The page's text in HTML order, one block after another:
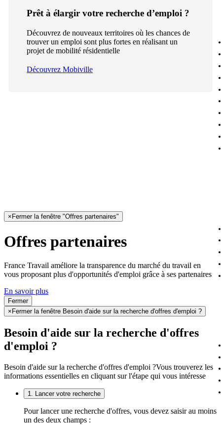
Prêt à élargir votre recherche d’emploi ?
Découvrez de nouveaux territoires où les chances de
trouver un emploi sont plus fortes en réalisant un
projet de mobilité résidentielle
Découvrez Mobiville
× Fermer la fenêtre "Offres partenaires"
Offres partenaires
France Travail améliore la transparence du marché du travail en
vous proposant plus d'opportunités d'emploi grâce à ses partenaires
En savoir plus
Fermer
× Fermer la fenêtre Besoin d'aide sur la recherche d'offres d'emploi ?
Besoin d'aide sur la recherche d'offres
d'emploi ?
Besoin d'aide sur la recherche d'offres d'emploi ?Vous trouverez les
informations essentielles en cliquant sur l'étape qui vous intéresse
1. Lancer votre recherche
Pour lancer une recherche d'offres, vous devez saisir au moins
un des deux champs :